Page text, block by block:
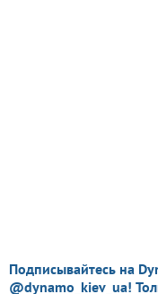
Подписывайтесь на
@dynamo_kiev_ua!